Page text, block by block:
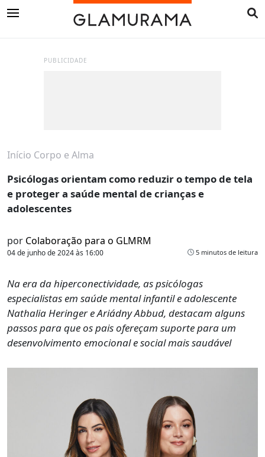
PUBLICIDADE
Início Corpo e Alma
Psicólogas orientam como reduzir o tempo de tela
e proteger a saúde mental de crianças e
adolescentes
por Colaboração para o GLMRM
04 de junho de 2024 às 16:00 5 minutos de leitura
Na era da hiperconectividade, as psicólogas
especialistas em saúde mental infantil e adolescente
Nathalia Heringer e Ariádny Abbud, destacam alguns
passos para que os pais ofereçam suporte para um
desenvolvimento emocional e social mais saudável